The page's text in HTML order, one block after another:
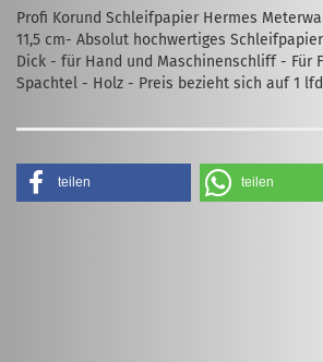
Profi Korund Schleifpapier Hermes
11,5 cm- Absolut hochwertiges
Dick - für Hand und Maschinenschliff - Für
Spachtel - Holz - Preis bezieht sich auf 1
teilen teilen